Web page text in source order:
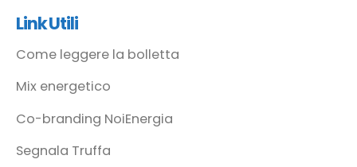
Link Utili
Come leggere la bolletta
Mix energetico
Co-branding NoiEnergia
Segnala Truffa